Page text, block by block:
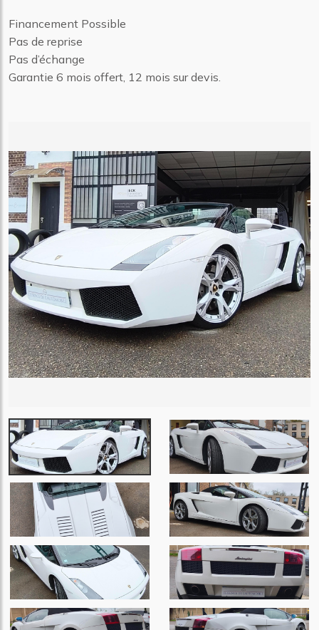
Financement Possible
Pas de reprise
Pas d’échange
Garantie 6 mois offert, 12 mois sur devis.